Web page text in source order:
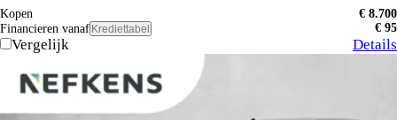
Kopen
€ 8.700
Financieren vanaf Krediettabel € 95
Vergelijk Details